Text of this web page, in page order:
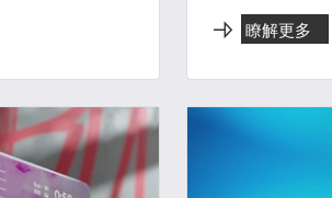
瞭解更多